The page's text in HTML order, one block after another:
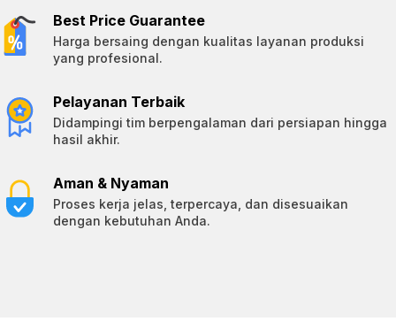
Best Price Guarantee
Harga bersaing dengan kualitas layanan produksi
yang profesional.
Pelayanan Terbaik
Didampingi tim berpengalaman dari persiapan hingga
hasil akhir.
Aman & Nyaman
Proses kerja jelas, terpercaya, dan disesuaikan
dengan kebutuhan Anda.